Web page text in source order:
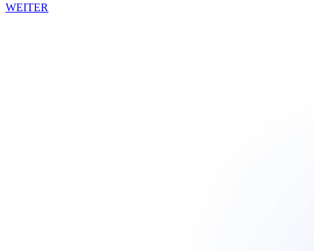
WEITER